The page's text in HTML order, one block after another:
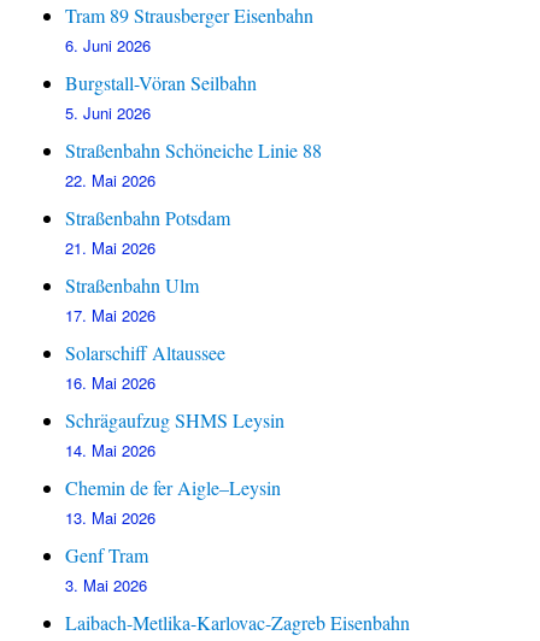
Tram 89 Strausberger Eisenbahn
6. Juni 2026
Burgstall-Vöran Seilbahn
5. Juni 2026
Straßenbahn Schöneiche Linie 88
22. Mai 2026
Straßenbahn Potsdam
21. Mai 2026
Straßenbahn Ulm
17. Mai 2026
Solarschiff Altaussee
16. Mai 2026
Schrägaufzug SHMS Leysin
14. Mai 2026
Chemin de fer Aigle–Leysin
13. Mai 2026
Genf Tram
3. Mai 2026
Laibach-Metlika-Karlovac-Zagreb Eisenbahn